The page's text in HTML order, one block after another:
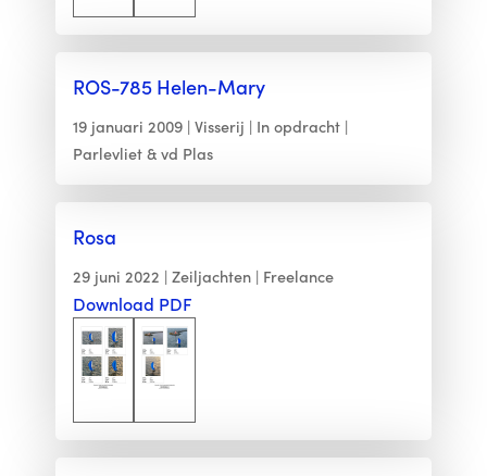
ROS-785 Helen-Mary
19 januari 2009 Visserij
In opdracht
Parlevliet & vd Plas
Rosa
29 juni 2022 Zeiljachten Freelance
Download PDF